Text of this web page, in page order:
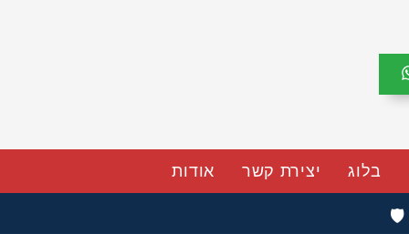
בלוג יצירת קשר אודות
🛡